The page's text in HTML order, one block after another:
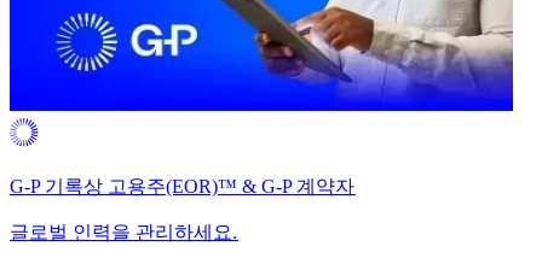
G-P 기록상 고용주(EOR)™ & G-P 계약자​​
글로벌 인력을 관리하세요.​​